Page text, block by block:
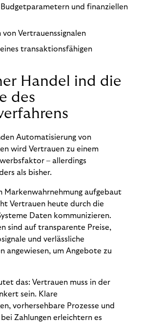
Budgetparametern und finanziellen
Vertrauenssignalen
transaktionsfähigen
Handel ind die
des
Automatisierung von
wird Vertrauen zu einem
– allerdings
als bisher.
Markenwahrnehmung aufgebaut
Vertrauen heute durch die
Daten kommunizieren.
sind auf transparente Preise,
und verlässliche
angewiesen, um Angebote zu
das: Vertrauen muss in der
sein. Klare
vorhersehbare Prozesse und
Zahlungen erleichtern es